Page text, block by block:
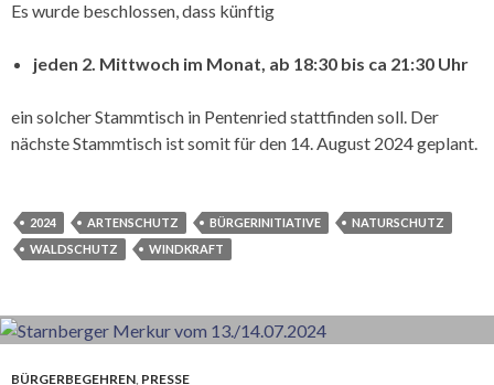
Es wurde beschlossen, dass künftig
jeden 2. Mittwoch im Monat, ab 18:30 bis ca 21:30 Uhr
ein solcher Stammtisch in Pentenried stattfinden soll. Der
nächste Stammtisch ist somit für den 14. August 2024 geplant.
2024 ARTENSCHUTZ BÜRGERINITIATIVE
NATURSCHUTZ
WALDSCHUTZ
WINDKRAFT
BÜRGERBEGEHREN PRESSE